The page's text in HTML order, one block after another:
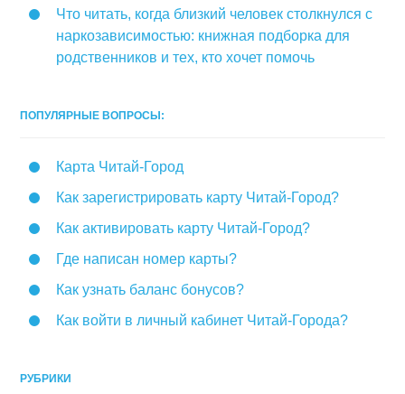
Что читать, когда близкий человек столкнулся с
наркозависимостью: книжная подборка для
родственников и тех, кто хочет помочь
ПОПУЛЯРНЫЕ ВОПРОСЫ:
Карта Читай-Город
Как зарегистрировать карту Читай-Город?
Как активировать карту Читай-Город?
Где написан номер карты?
Как узнать баланс бонусов?
Как войти в личный кабинет Читай-Города?
РУБРИКИ